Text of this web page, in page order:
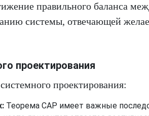
правильного баланса
системы, отвечающей
проектирования
проектирования:
Теорема CAP имеет важные